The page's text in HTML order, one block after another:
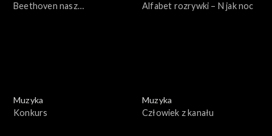
Beethoven nasz
Alfabet rozrywki – N jak noc
Muzyka
Konkurs
Muzyka
Człowiek z kanału